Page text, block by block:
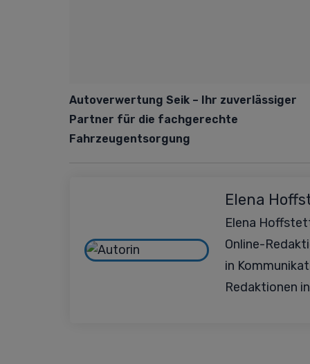
Autoverwertung Seik – Ihr zuverlässiger
Partner für die fachgerechte
Fahrzeugentsorgung
Elena
Elena
Online-
in
Redaktionen